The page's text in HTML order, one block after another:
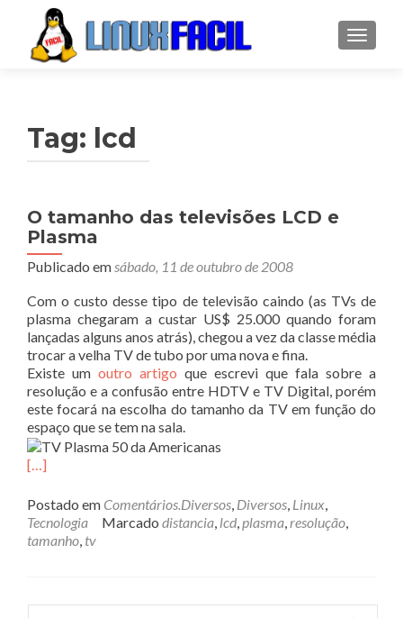
Tag: lcd
O tamanho das televisões LCD e
Plasma
Publicado emsábado, 11 de outubro de 2008
Com o custo desse tipo de televisão caindo (as TVs de
plasma chegaram a custar US$ 25.000 quando foram
lançadas alguns anos atrás), chegou a vez da classe média
trocar a velha TV de tubo por uma nova e fina.
Existe um outro artigo que escrevi que fala sobre a
resolução e a confusão entre HDTV e TV Digital, porém
este focará na escolha do tamanho da TV em função do
espaço que se tem na sala.
[…]
Postado em Comentários.Diversos, Diversos, Linux,
Tecnologia
Marcado distancia, lcd,plasma,resolução,
tamanho, tv